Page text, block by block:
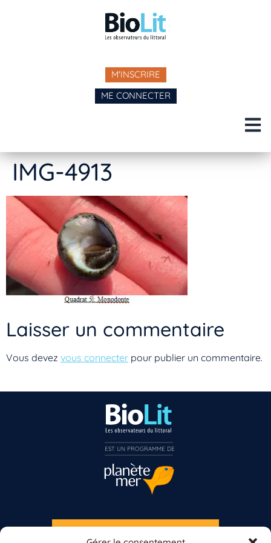
M'INSCRIRE
ME CONNECTER
IMG-4913
Laisser un commentaire
Vous devez vous connecter pour publier un commentaire.
S'INSCRIRE À LA NEWSLETTER
Vous n’êtes pas encore inscrit à Biolit ?
Inscrivez-vous dès maintenant